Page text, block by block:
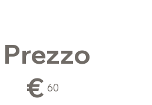
Prezzo
€ 60